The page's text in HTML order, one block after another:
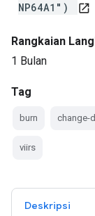
NP64A1")
open_in_new
Rangkaian
1 Bulan
Tag
burn change-
viirs
Deskripsi